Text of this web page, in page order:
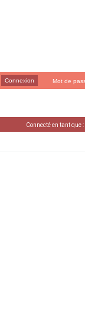
Mot de
Connecté en tant que :